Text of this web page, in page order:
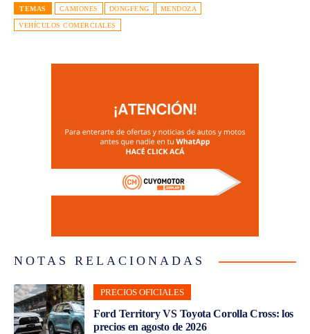
TEMAS CAMIONES DONGFENG MENDOZA
VEHÍCULOS COMERCIALES
NOTAS RELACIONADAS
PRECIOS OFICIALES
Ford Territory VS Toyota Corolla Cross: los
precios en agosto de 2026